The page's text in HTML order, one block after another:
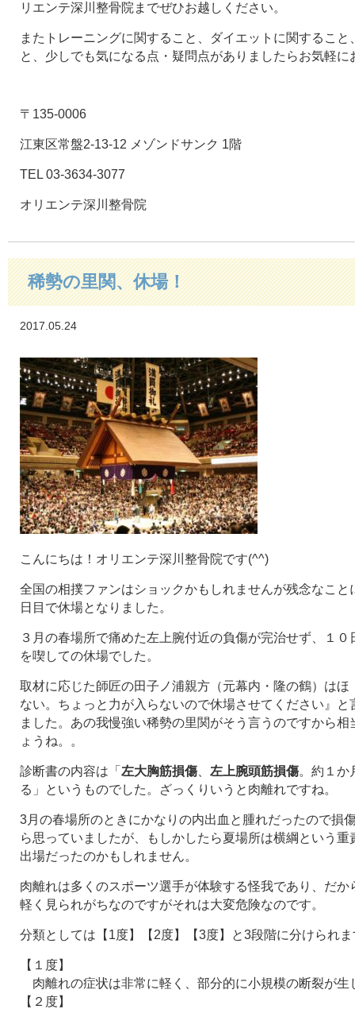
リエンテ深川整骨院までぜひお越しください。
またトレーニングに関すること、ダイエットに関するこ
と、少しでも気になる点・疑問点がありましたらお気軽に
〒135-0006
江東区常盤2-13-12 メゾンドサンク 1階
TEL 03-3634-3077
オリエンテ深川整骨院
稀勢の里関、休場！
2017.05.24
こんにちは！オリエンテ深川整骨院です(^^)
全国の相撲ファンはショックかもしれませんが残念なこと
日目で休場となりました。
３月の春場所で痛めた左上腕付近の負傷が完治せず、１
を喫しての休場でした。
取材に応じた師匠の田子ノ浦親方（元幕内・隆の鶴）はほ
ない。ちょっと力が入らないので休場させてください』と
ました。あの我慢強い稀勢の里関がそう言うのですから
ょうね。。
診断書の内容は「 左大胸筋損傷 左上腕頭筋損傷。約１か
る」というものでした。ざっくりいうと肉離れですね。
3月の春場所のときにかなりの内出血と腫れだったので損
ら思っていましたが、もしかしたら夏場所は横綱という重
出場だったのかもしれません。
肉離れは多くのスポーツ選手が体験する怪我であり、だか
軽く見られがちなのですがそれは大変危険なのです。
分類としては【1度】【2度】【3度】と3段階に分けられ
【１度】
肉離れの症状は非常に軽く、部分的に小規模の断裂が生
【２度】